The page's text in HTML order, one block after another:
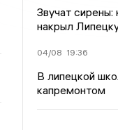
Звучат
накрыл
04/08 19:36
В липецкой
капремонтом